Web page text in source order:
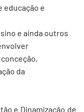
educação e
e ainda outros
da
e Dinamização de